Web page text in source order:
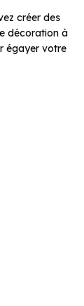
créer des
décoration à
égayer votre